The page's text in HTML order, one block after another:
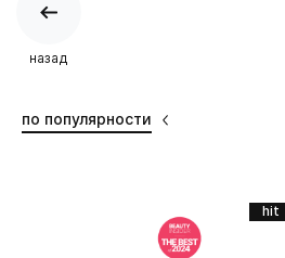
назад
по популярности
hit